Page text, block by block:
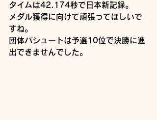
タイムは42.174秒で日本新記録。
メダル獲得に向けて頑張ってほしいで
すね。
団体パシュートは予選10位で決勝に進
出できませんでした。